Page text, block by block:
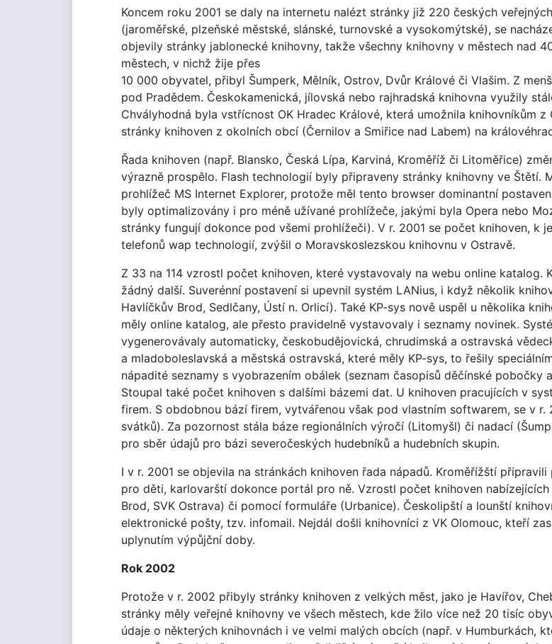
Koncem roku 2001 se daly na internetu nalézt stránky již 220 českých
(jaroměřské, plzeňské městské, slánské, turnovské a vysokomýtské), se
objevily stránky jablonecké knihovny, takže všechny knihovny v městech nad
městech, v nichž žije přes
10 000 obyvatel, přibyl Šumperk, Mělník, Ostrov, Dvůr Králové či Vlašim. Z
pod Pradědem. Českokamenická, jílovská nebo rajhradská knihovna využily
Chvályhodná byla vstřícnost OK Hradec Králové, která umožnila knihovníkům
stránky knihoven z okolních obcí (Černilov a Smiřice nad Labem) na
Řada knihoven (např. Blansko, Česká Lípa, Karviná, Kroměříž či Litoměřice)
výrazně prospělo. Flash technologií byly připraveny stránky knihovny ve Štětí.
prohlížeč MS Internet Explorer, protože měl tento browser dominantní
byly optimalizovány i pro méně užívané prohlížeče, jakými byla Opera nebo
stránky fungují dokonce pod všemi prohlížeči). V r. 2001 se počet knihoven, k
telefonů wap technologií, zvýšil o Moravskoslezskou knihovnu v Ostravě.
Z 33 na 114 vzrostl počet knihoven, které vystavovaly na webu online katalog.
žádný další. Suverénní postavení si upevnil systém LANius, i když několik
Havlíčkův Brod, Sedlčany, Ústí n. Orlicí). Také KP-sys nově uspěl u několika
měly online katalog, ale přesto pravidelně vystavovaly i seznamy novinek.
vygenerovávaly automaticky, českobudějovická, chrudimská a ostravská
a mladoboleslavská a městská ostravská, které měly KP-sys, to řešily
nápadité seznamy s vyobrazením obálek (seznam časopisů děčínské pobočky
Stoupal také počet knihoven s dalšími bázemi dat. U knihoven pracujících v
firem. S obdobnou bází firem, vytvářenou však pod vlastním softwarem, se v
svátků). Za pozornost stála báze regionálních výročí (Litomyšl) či nadací
pro sběr údajů pro bázi severočeských hudebníků a hudebních skupin.
I v r. 2001 se objevila na stránkách knihoven řada nápadů. Kroměřížští
pro děti, karlovarští dokonce portál pro ně. Vzrostl počet knihoven
Brod, SVK Ostrava) či pomocí formuláře (Urbanice). Českolipští a lounští
elektronické pošty, tzv. infomail. Nejdál došli knihovníci z VK Olomouc, kteří
uplynutím výpůjční doby.
Rok 2002
Protože v r. 2002 přibyly stránky knihoven z velkých měst, jako je Havířov,
stránky měly veřejné knihovny ve všech městech, kde žilo více než 20 tisíc
údaje o některých knihovnách i ve velmi malých obcích (např. v Humburkách,